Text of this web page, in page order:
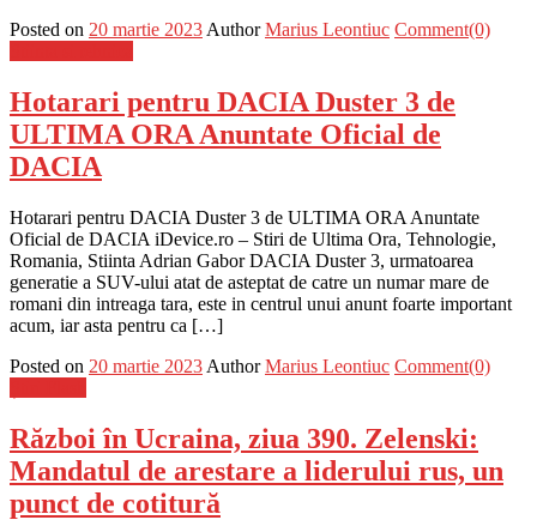
Posted on 20 martie 2023 Author Marius Leontiuc Comment(0)
Hotarari pentru DACIA Duster 3 de
ULTIMA ORA Anuntate Oficial de
DACIA
Hotarari pentru DACIA Duster 3 de ULTIMA ORA Anuntate
Oficial de DACIA iDevice.ro – Stiri de Ultima Ora, Tehnologie,
Romania, Stiinta Adrian Gabor DACIA Duster 3, urmatoarea
generatie a SUV-ului atat de asteptat de catre un numar mare de
romani din intreaga tara, este in centrul unui anunt foarte important
acum, iar asta pentru ca […]
Posted on 20 martie 2023 Author Marius Leontiuc Comment(0)
Război în Ucraina, ziua 390. Zelenski:
Mandatul de arestare a liderului rus, un
punct de cotitură